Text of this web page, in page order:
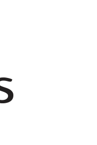
y Sexología, A.C.